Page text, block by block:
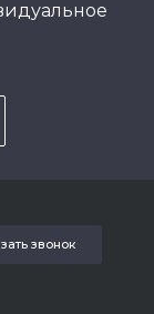
звонок